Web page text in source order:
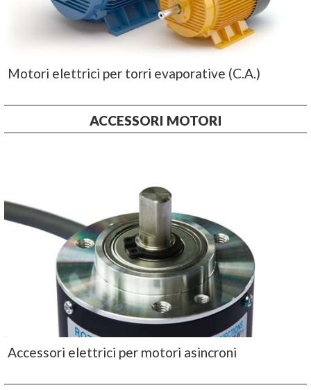
Motori elettrici per torri evaporative (C.A.)
ACCESSORI MOTORI
Accessori elettrici per motori asincroni